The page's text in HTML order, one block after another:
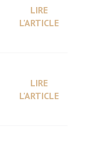
LIRE
L'ARTICLE
LIRE
L'ARTICLE